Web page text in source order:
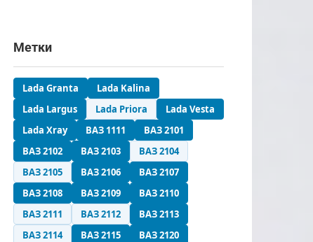
Метки
Lada Granta
Lada Kalina
Lada Largus
Lada Priora
Lada Vesta
Lada Xray
ВАЗ 1111
ВАЗ 2101
ВАЗ 2102
ВАЗ 2103
ВАЗ 2104
ВАЗ 2105
ВАЗ 2106
ВАЗ 2107
ВАЗ 2108
ВАЗ 2109
ВАЗ 2110
ВАЗ 2111
ВАЗ 2112
ВАЗ 2113
ВАЗ 2114
ВАЗ 2115
ВАЗ 2120